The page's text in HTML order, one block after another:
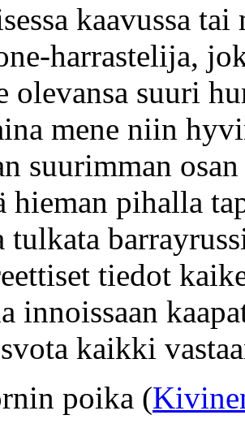
kaavussa
harrastelija,
olevansa suuri
mene niin
suurimman
pihalla
tulkata
tiedot
innoissaan
kaikki
poika (